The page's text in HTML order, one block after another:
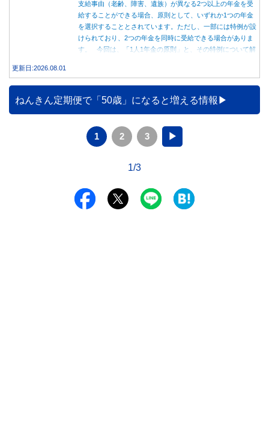
支給事由（老齢、障害、遺族）が異なる2つ以上の年金を受
給することができる場合、原則として、いずれか1つの年金
を選択することとされています。ただし、一部には特例が設
けられており、2つの年金を同時に受給できる場合がありま
す。 今回は、「1人1年金の原則」と、その特例について解
更新日:2026.08.01
ねんきん定期便で「50歳」になると増える情報
1 2 3 ▶
1/3